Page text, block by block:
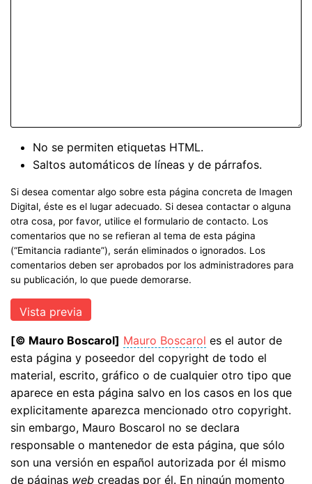
No se permiten etiquetas HTML.
Saltos automáticos de líneas y de párrafos.
Si desea comentar algo sobre esta página concreta de Imagen
Digital, éste es el lugar adecuado. Si desea contactar o alguna
otra cosa, por favor, utilice el formulario de contacto. Los
comentarios que no se refieran al tema de esta página
(“Emitancia radiante”), serán eliminados o ignorados. Los
comentarios deben ser aprobados por los administradores para
su publicación, lo que puede demorarse.
[© Mauro Boscarol] Mauro Boscarol es el autor de
esta página y poseedor del copyright de todo el
material, escrito, gráfico o de cualquier otro tipo que
aparece en esta página salvo en los casos en los que
explicitamente aparezca mencionado otro copyright.
sin embargo, Mauro Boscarol no se declara
responsable o mantenedor de esta página, que sólo
son una versión en español autorizada por él mismo
de páginas web creadas por él. En ningún momento